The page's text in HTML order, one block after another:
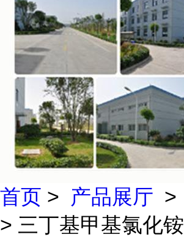
首页 > 产品展厅 >
> 三丁基甲基氯化铵